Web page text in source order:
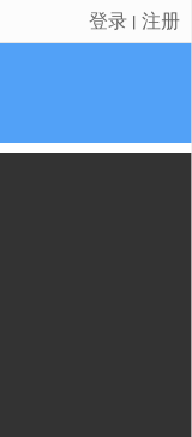
很遗憾，因您的浏览器版本过低导致无法获得最佳浏览体验，推荐下载安装谷歌浏览器！
登录 丨 注册